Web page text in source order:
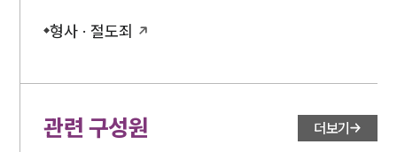
형사 · 절도죄
관련 구성원 더보기